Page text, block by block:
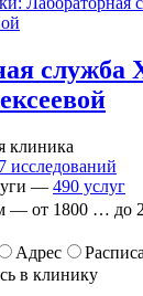
служба
клиника
исследований
— 490 услуг
— от 1800 … до
Адрес
в клинику